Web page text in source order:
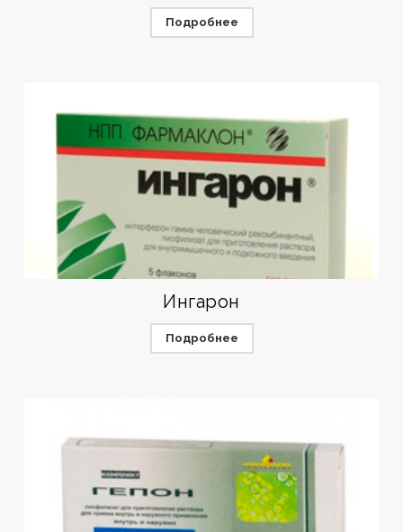
Подробнее
Ингарон
Подробнее